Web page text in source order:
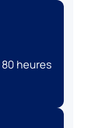
heures